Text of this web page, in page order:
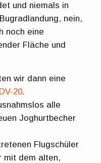
und niemals in
nein,
noch eine
Fläche und
wir dann eine
20.
alle
Joghurtbecher
Flugschüler
mit dem alten,